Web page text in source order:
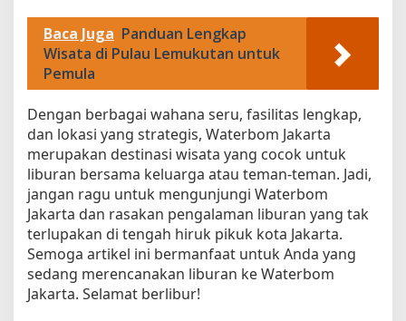
Baca Juga Panduan Lengkap
Wisata di Pulau Lemukutan untuk
Pemula
Dengan berbagai wahana seru, fasilitas lengkap,
dan lokasi yang strategis, Waterbom Jakarta
merupakan destinasi wisata yang cocok untuk
liburan bersama keluarga atau teman-teman. Jadi,
jangan ragu untuk mengunjungi Waterbom
Jakarta dan rasakan pengalaman liburan yang tak
terlupakan di tengah hiruk pikuk kota Jakarta.
Semoga artikel ini bermanfaat untuk Anda yang
sedang merencanakan liburan ke Waterbom
Jakarta. Selamat berlibur!